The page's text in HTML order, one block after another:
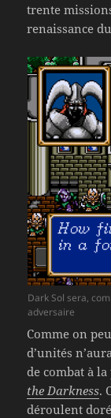
trente
renaissance
Dark Sol sera,
adversaire
Comme on
d’unités
de combat à
the Darkness.
déroulent